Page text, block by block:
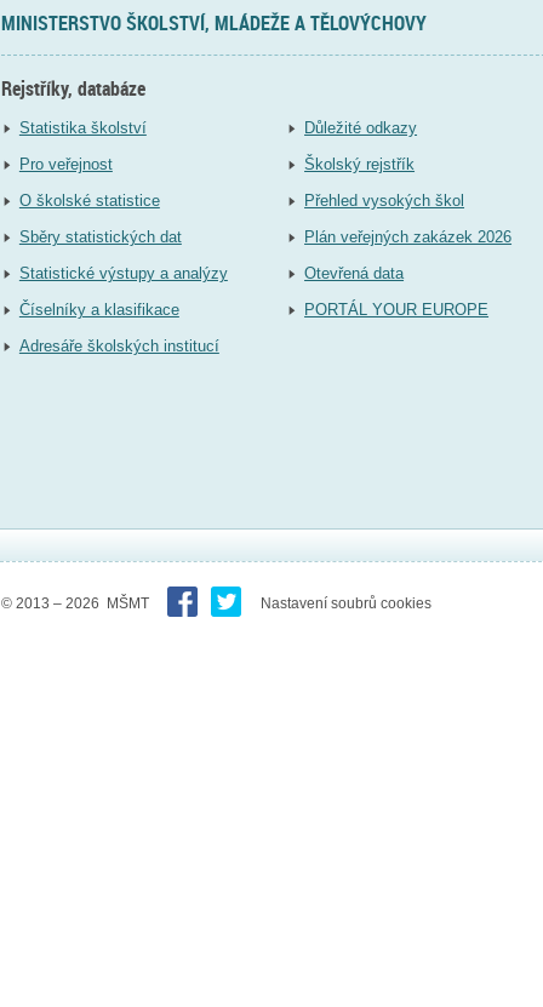
MINISTERSTVO ŠKOLSTVÍ, MLÁDEŽE A TĚLOVÝCHOVY
Rejstříky, databáze
Statistika školství
Pro veřejnost
O školské statistice
Sběry statistických dat
Statistické výstupy a analýzy
Číselníky a klasifikace
Adresáře školských institucí
Důležité odkazy
Školský rejstřík
Přehled vysokých škol
Plán veřejných zakázek 2026
Otevřená data
PORTÁL YOUR EUROPE
© 2013 – 2026 MŠMT Nastavení soubrů cookies